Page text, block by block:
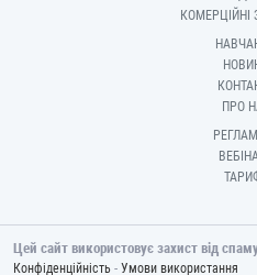
КОМЕРЦІЙНІ
ПРО
Цей сайт використовує захист від
Конфіденційність - Умови використання